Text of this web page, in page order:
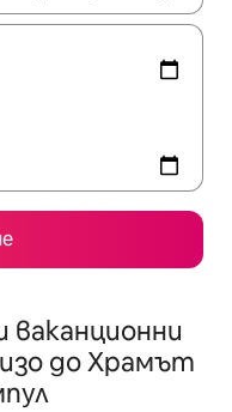
ваканционни
до Храмът